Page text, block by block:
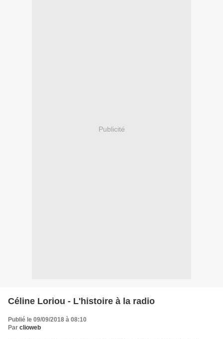
Publicité
Céline Loriou - L'histoire à la radio
Publié le 09/09/2018 à 08:10
Par clioweb